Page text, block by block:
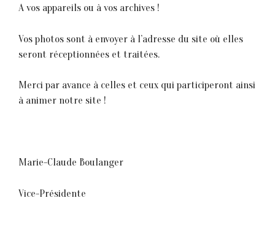
A vos appareils ou à vos archives !
Vos photos sont à envoyer à l’adresse du site où elles
seront réceptionnées et traitées.
Merci par avance à celles et ceux qui participeront ainsi
à animer notre site !
Marie-Claude Boulanger
Vice-Présidente